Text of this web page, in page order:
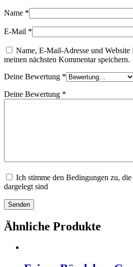
Name *
E-Mail *
Name, E-Mail-Adresse und
meinen nächsten Kommentar speichern.
Deine Bewertung *
Deine Bewertung *
Ich stimme den Bedingungen zu,
dargelegt sind
Ähnliche Produkte